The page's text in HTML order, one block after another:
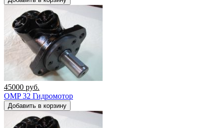
45000 руб.
OMP 32 Гидромотор
Добавить в корзину